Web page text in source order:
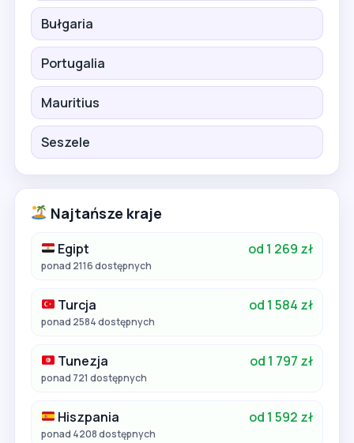
Bułgaria
Portugalia
Mauritius
Seszele
Najtańsze kraje
Egipt od 1 269 zł
ponad 2116 dostępnych
Turcja od 1 584 zł
ponad 2584 dostępnych
Tunezja od 1 797 zł
ponad 721 dostępnych
Hiszpania od 1 592 zł
ponad 4208 dostępnych